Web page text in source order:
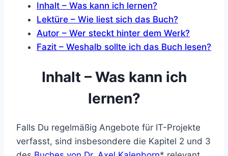
Inhalt – Was kann ich lernen?
Lektüre – Wie liest sich das Buch?
Autor – Wer steckt hinter dem Werk?
Fazit – Weshalb sollte ich das Buch lesen?
Inhalt – Was kann ich
lernen?
Falls Du regelmäßig Angebote für IT-Projekte
verfasst, sind insbesondere die Kapitel 2 und 3